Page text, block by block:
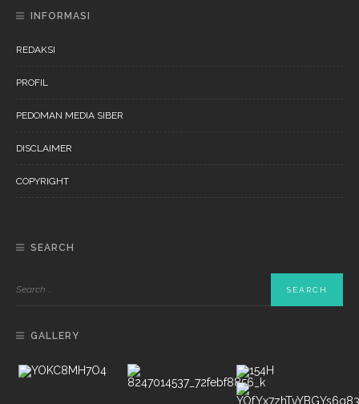
INFORMASI
REDAKSI
PROFIL
PEDOMAN MEDIA SIBER
DISCLAIMER
COPYRIGHT
SEARCH
GALLERY